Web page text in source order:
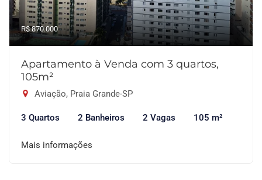
R$ 870.000
Apartamento à Venda com 3 quartos,
105m²
Aviação, Praia Grande-SP
3 Quartos 2 Banheiros 2 Vagas 105 m²
Mais informações